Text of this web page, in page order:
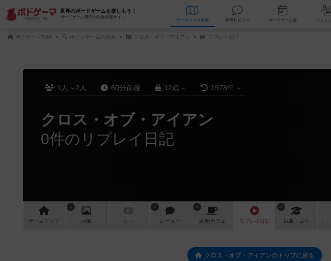
世界のボードゲームを楽しもう！
ボードゲーム専門の総合情報サイト
データベース 検索 新着レビュー ボードゲーム会
ボドゲーマTOP ボードゲームの検索 クロス・オブ・アイアン リプレイ日記
1人～2人 60分前後 12歳～ 1978年～
クロス・オブ・アイアン
0件のリプレイ日記
ゲーム トップ
1
画像
1
レビュー
3
店舗/カフェ リプレイ 日記
1
戦略 ・コツ
クロス・オブ・アイアンのトップに戻る